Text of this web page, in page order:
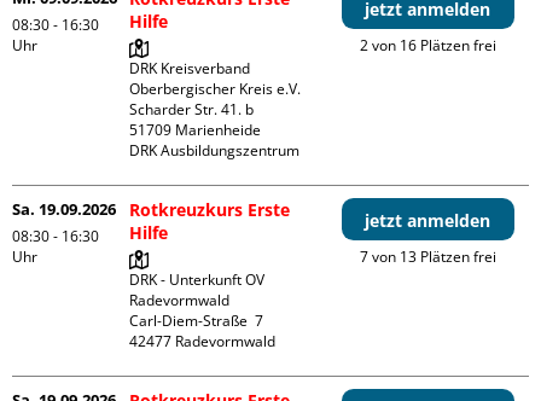
08:30 - 16:30
Uhr
Hilfe
DRK Kreisverband
Oberbergischer Kreis e.V.
Scharder Str. 41. b
51709 Marienheide
DRK Ausbildungszentrum
jetzt anmelden
2 von 16 Plätzen frei
Sa. 19.09.2026
08:30 - 16:30
Uhr
Rotkreuzkurs Erste
Hilfe
DRK - Unterkunft OV
Radevormwald
Carl-Diem-Straße  7
jetzt anmelden
7 von 13 Plätzen frei